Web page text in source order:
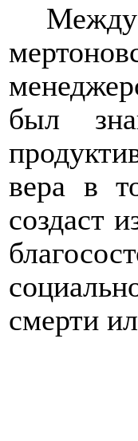
Между
был
вера в
создаст
смерти